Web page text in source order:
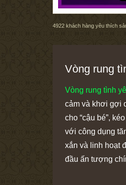
4922 khách hàng yêu thích
Vòng rung
Vòng rung tình
cảm và khơi gợi
cho “cậu bé”,
với công dụng
xắn và linh hoạt
đầu ấn tượng